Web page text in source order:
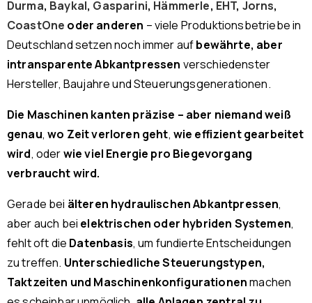
Durma, Baykal, Gasparini, Hämmerle, EHT, Jorns,
CoastOne oder anderen – viele Produktionsbetriebe in
Deutschland setzen noch immer aufbewährte, aber
intransparente Abkantpressen verschiedenster
Hersteller, Baujahre und Steuerungsgenerationen.
Die Maschinen kanten präzise – aber niemand weiß
genau,wo Zeit verloren geht, wie effizient gearbeitet
wird, oderwie viel Energie pro Biegevorgang
verbraucht wird.
Gerade bei älteren hydraulischen Abkantpressen,
aber auch bei elektrischen oder hybriden Systemen,
fehlt oft die Datenbasis, um fundierte Entscheidungen
zu treffen. Unterschiedliche Steuerungstypen,
Taktzeiten und Maschinenkonfigurationenmachen